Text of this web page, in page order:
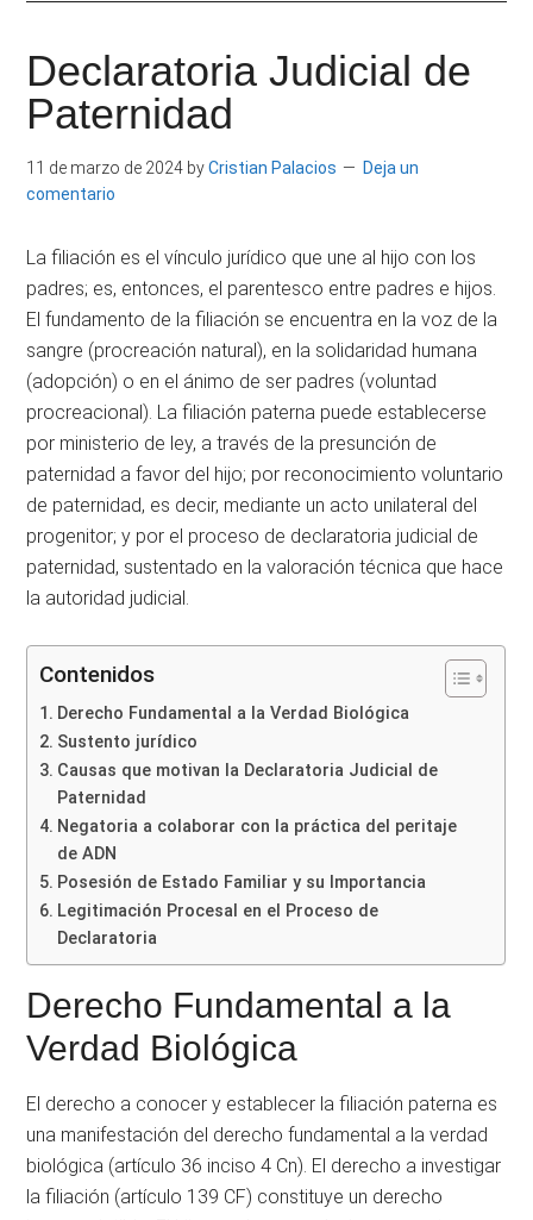
Escritor
e
Investigador
por
la
Carlos
III
Madrid.
Declaratoria Judicial de
Paternidad
11 de marzo de 2024 byCristian Palacios
Deja un
comentario
La filiación es el vínculo jurídico que une al hijo con los
padres; es, entonces, el parentesco entre padres e hijos.
El fundamento de la filiación se encuentra en la voz de la
sangre (procreación natural), en la solidaridad humana
(adopción) o en el ánimo de ser padres (voluntad
procreacional). La filiación paterna puede establecerse
por ministerio de ley, a través de la presunción de
paternidad a favor del hijo; por reconocimiento voluntario
de paternidad, es decir, mediante un acto unilateral del
progenitor; y por el proceso de declaratoria judicial de
paternidad, sustentado en la valoración técnica que hace
la autoridad judicial.
Contenidos
Derecho Fundamental a la Verdad Biológica
Sustento jurídico
Causas que motivan la Declaratoria Judicial de
Paternidad
Negatoria a colaborar con la práctica del peritaje
de ADN
Posesión de Estado Familiar y su Importancia
Legitimación Procesal en el Proceso de
Declaratoria
Derecho Fundamental a la
Verdad Biológica
El derecho a conocer y establecer la filiación paterna es
una manifestación del derecho fundamental a la verdad
biológica (artículo 36 inciso 4 Cn). El derecho a investigar
la filiación (artículo 139 CF) constituye un derecho